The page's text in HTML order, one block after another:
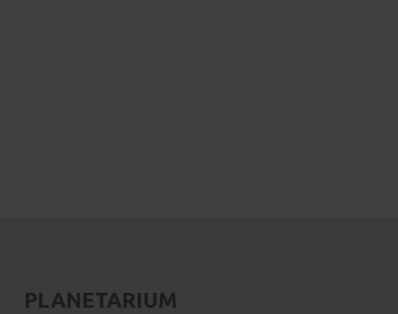
PLANETARIUM